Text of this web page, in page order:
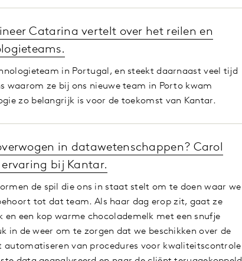
Catarina vertelt over het reilen en
in Portugal, en steekt daarnaast veel tijd
waarom ze bij ons nieuwe team in Porto kwam
zo belangrijk is voor de toekomst van Kantar.
in datawetenschappen? Carol
bij Kantar.
de spil die ons in staat stelt om te doen waar we
tot dat team. Als haar dag erop zit, gaat ze
en een kop warme chocolademelk met een snufje
in de weer om te zorgen dat we beschikken over de
automatiseren van procedures voor kwaliteitscontrole